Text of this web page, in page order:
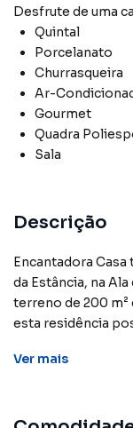
Desfrute de uma
Quintal
Porcelanato
Churrasqueira
Ar-
Gourmet
Quadra
Sala
Descrição
Encantadora
da Estância, na
terreno de 200 m²
esta residência
luminosidade. A
Ver mais